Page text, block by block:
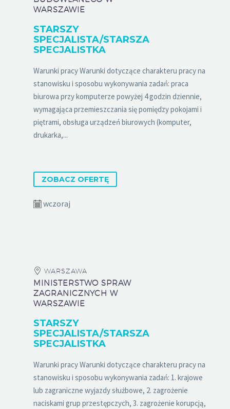
WARSZAWIE
STARSZY
SPECJALISTA/STARSZA
SPECJALISTKA
Warunki pracy Warunki dotyczące charakteru pracy na
stanowisku i sposobu wykonywania zadań: praca
biurowa przy komputerze powyżej 4 godzin dziennie,
wymagająca przemieszczania się pomiędzy pokojami i
piętrami, obsługa urządzeń biurowych (komputer,
drukarka,...
ZOBACZ OFERTĘ
wczoraj
WARSZAWA
MINISTERSTWO SPRAW
ZAGRANICZNYCH W
WARSZAWIE
STARSZY
SPECJALISTA/STARSZA
SPECJALISTKA
Warunki pracy Warunki dotyczące charakteru pracy na
stanowisku i sposobu wykonywania zadań: 1. krajowe
lub zagraniczne wyjazdy służbowe, 2. zagrożenie
naciskami grup przestępczych, 3. zagrożenie korupcją,